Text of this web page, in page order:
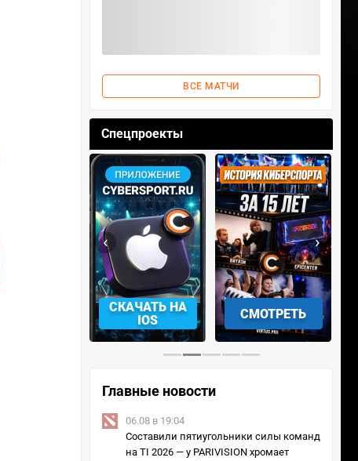
ВСЕ МАТЧИ
Спецпроекты
СМОТРЕТЬ УЧАСТВОВАТЬ
‹ ›
Главные новости
06.08 в 19:04
Составили пятиугольники силы команд
на TI 2026 — у PARIVISION хромает